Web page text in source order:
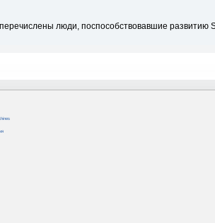
перечислены люди, поспособствовавшие развитию